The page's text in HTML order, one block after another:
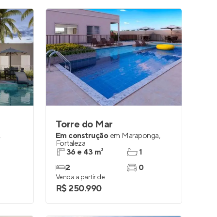
Torre do Mar
Em construção em Maraponga,
Fortaleza
36 e 43 m²
2
1
0
Venda a partir de
R$ 250.990